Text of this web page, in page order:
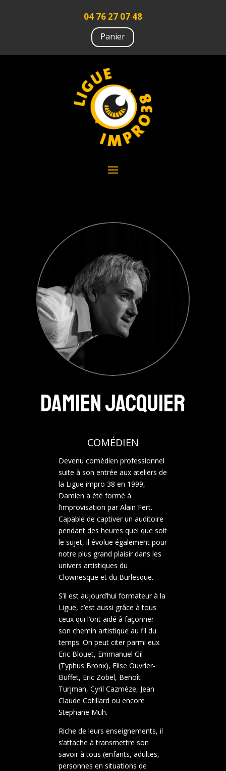
04 76 27 07 48
Panier
Damien Jacquier
COMÉDIEN
Devenu comédien professionnel
suite à son entrée aux ateliers de
la Ligue impro 38 en 1999,
Damien a été formé à
l’improvisation par Alain Fert.
Capable de captiver un auditoire
pendant des heures quel que soit
le sujet, il évolue également pour
notre plus grand plaisir dans les
univers artistiques du
Clownesque et du Burlesque.
S’il est aujourd’hui formateur à la
Ligue, c’est aussi grâce à tous
ceux qui l’ont aidé à façonner
son chemin artistique au fil du
temps. On peut citer parmi eux
Eric Blouet, Emmanuel Gil
(Typhus Bronx), Elise Ouvrier-
Buffet, Eric Zobel, Benoît
Turjman, Cyril Cazmèze, Jean
Claude Cotillard ou encore
Stephane Müh.
Riche de leurs enseignements, il
s’attache à transmettre son
savoir à tous (enfants, adultes,
personnes en situations de